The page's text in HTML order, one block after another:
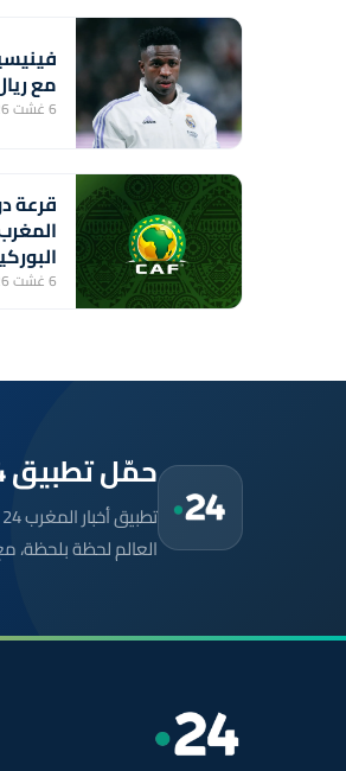
مع
6 غشت 2026 - 22:10
قرعة
6 غشت 2026 - 14:39
حمّل تطبيق Maroc24، أخبار المغرب تصلك أولاً
العالم لحظة